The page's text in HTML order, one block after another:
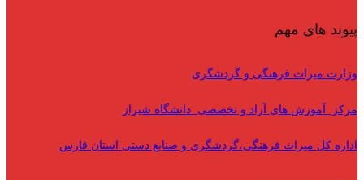
پیوند های مهم
وزارت میراث فرهنگی و گردشگری
مرکز آموزش های آزاد و تخصصی دانشگاه شیراز
اداره کل میراث فرهنگی،گردشگری و صنایع دستی استان فارس